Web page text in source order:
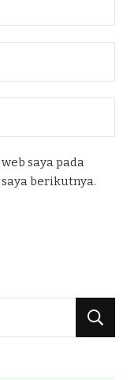
saya pada
berikutnya.